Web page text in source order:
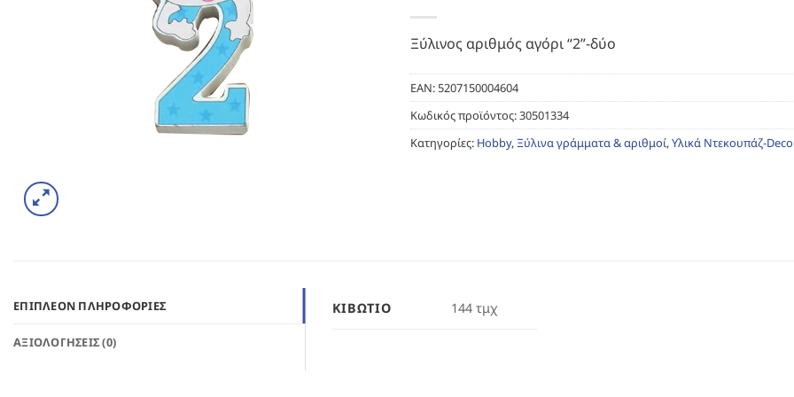
Ξύλινος αριθμός αγόρι “2”-δύο
EAN:5207150004604
Κωδικός προϊόντος:30501334
Κατηγορίες: Hobby,Ξύλινα γράμματα & αριθμοί,Υλικά Ντεκουπάζ-
ΕΠΙΠΛΈΟΝ ΠΛΗΡΟΦΟΡΊΕΣ
ΑΞΙΟΛΟΓΉΣΕΙΣ (0)
ΚΙΒΏΤΙΟ 144 τμχ